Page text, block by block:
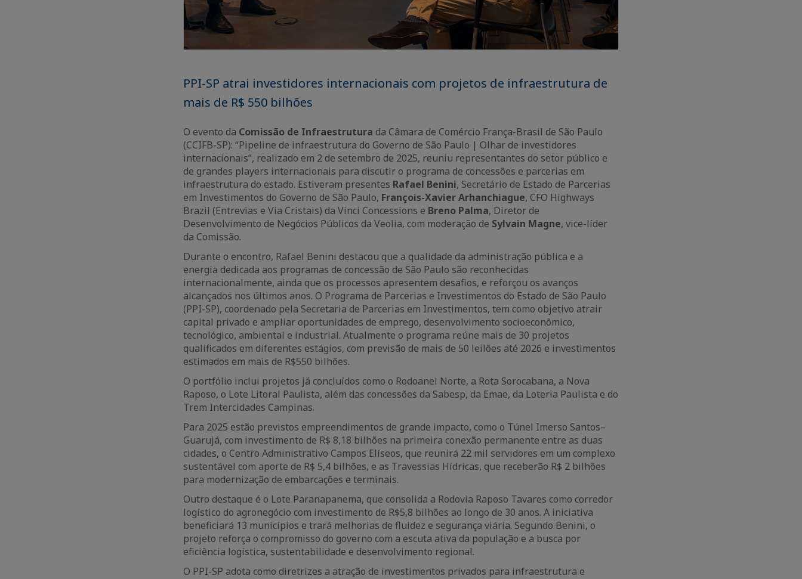
PPI-SP atrai investidores internacionais com projetos de infraestrutura de
mais de R$ 550 bilhões
O evento da Comissão de Infraestrutura da Câmara de Comércio França-Brasil de São Paulo
(CCIFB-SP): “Pipeline de infraestrutura do Governo de São Paulo | Olhar de investidores
internacionais”, realizado em 2 de setembro de 2025, reuniu representantes do setor público e
de grandes players internacionais para discutir o programa de concessões e parcerias em
infraestrutura do estado. Estiveram presentes Rafael Benini, Secretário de Estado de Parcerias
em Investimentos do Governo de São Paulo, François-Xavier Arhanchiague, CFO Highways
Brazil (Entrevias e Via Cristais) da Vinci Concessions e Breno Palma, Diretor de
Desenvolvimento de Negócios Públicos da Veolia, com moderação de Sylvain Magne, vice-líder
da Comissão.
Durante o encontro, Rafael Benini destacou que a qualidade da administração pública e a
energia dedicada aos programas de concessão de São Paulo são reconhecidas
internacionalmente, ainda que os processos apresentem desafios, e reforçou os avanços
alcançados nos últimos anos. O Programa de Parcerias e Investimentos do Estado de São Paulo
(PPI-SP), coordenado pela Secretaria de Parcerias em Investimentos, tem como objetivo atrair
capital privado e ampliar oportunidades de emprego, desenvolvimento socioeconômico,
tecnológico, ambiental e industrial. Atualmente o programa reúne mais de 30 projetos
qualificados em diferentes estágios, com previsão de mais de 50 leilões até 2026 e investimentos
estimados em mais de R$550 bilhões.
O portfólio inclui projetos já concluídos como o Rodoanel Norte, a Rota Sorocabana, a Nova
Raposo, o Lote Litoral Paulista, além das concessões da Sabesp, da Emae, da Loteria Paulista e do
Trem Intercidades Campinas.
Para 2025 estão previstos empreendimentos de grande impacto, como o Túnel Imerso Santos–
Guarujá, com investimento de R$ 8,18 bilhões na primeira conexão permanente entre as duas
cidades, o Centro Administrativo Campos Elíseos, que reunirá 22 mil servidores em um complexo
sustentável com aporte de R$ 5,4 bilhões, e as Travessias Hídricas, que receberão R$ 2 bilhões
para modernização de embarcações e terminais.
Outro destaque é o Lote Paranapanema, que consolida a Rodovia Raposo Tavares como corredor
logístico do agronegócio com investimento de R$5,8 bilhões ao longo de 30 anos. A iniciativa
beneficiará 13 municípios e trará melhorias de fluidez e segurança viária. Segundo Benini, o
projeto reforça o compromisso do governo com a escuta ativa da população e a busca por
eficiência logística, sustentabilidade e desenvolvimento regional.
O PPI-SP adota como diretrizes a atração de investimentos privados para infraestrutura e